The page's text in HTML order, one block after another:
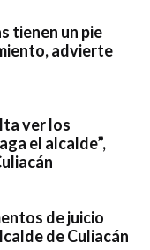
tienen un pie
advierte
ver los
el alcalde”,
de juicio
de Culiacán